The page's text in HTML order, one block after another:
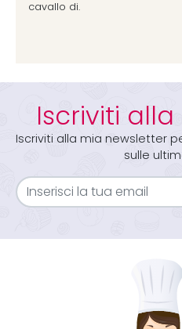
cavallo di.
Iscriviti
Iscriviti alla mia newsletter
sulle